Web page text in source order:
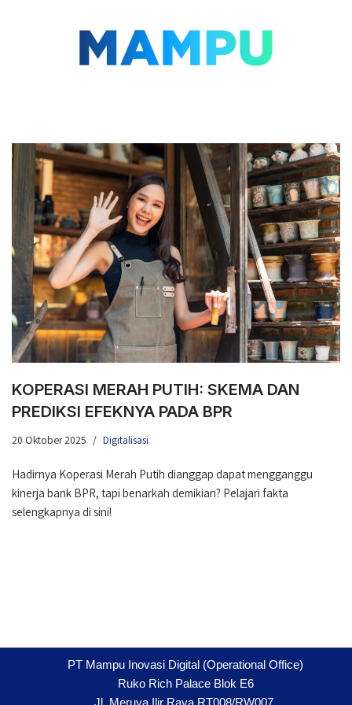
KOPERASI MERAH PUTIH: SKEMA DAN
PREDIKSI EFEKNYA PADA BPR
20 Oktober 2025 Digitalisasi
Hadirnya Koperasi Merah Putih dianggap dapat mengganggu
kinerja bank BPR, tapi benarkah demikian? Pelajari fakta
selengkapnya di sini!
PT Mampu Inovasi Digital (Operational Office)
Ruko Rich Palace Blok E6